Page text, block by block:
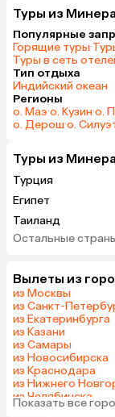
Туры из
Популярные
Горящие туры·
Туры в сеть
Тип отдыха
Индийский океан
Регионы
о. Маэ·о. Кузин·о.
о. Дерош·о.
Туры из
Турция
Египет
Таиланд
ОАЭ
Армения
Казахстан
Узбекистан
Катар
Оман
Саудовская
Таджикистан
Остальные
Вылеты из
из Москвы
из Санкт-
из Екатеринбурга
из Казани
из Самары
из Новосибирска
из Краснодара
из Нижнего
из Челябинска
из Тюмени
Показать все